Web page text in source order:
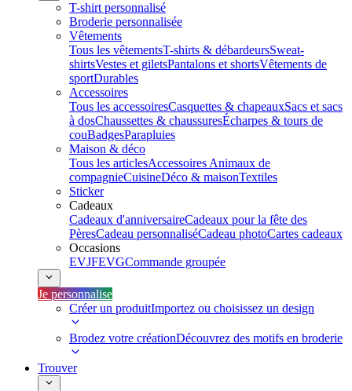
T-shirt personnalisé
Broderie personnalisée
Vêtements
Tous les vêtementsT-shirts & débardeursSweat-
shirtsVestes et giletsPantalons et shortsVêtements de
sportDurables
Accessoires
Tous les accessoiresCasquettes & chapeauxSacs et sacs
à dosChaussettes & chaussuresÉcharpes & tours de
couBadgesParapluies
Maison & déco
Tous les articlesAccessoires Animaux de
compagnieCuisineDéco & maisonTextiles
Sticker
Cadeaux
Cadeaux d'anniversaireCadeaux pour la fête des
PèresCadeau personnaliséCadeau photoCartes cadeaux
Occasions
EVJFEVGCommande groupée
Je personnalise
Créer un produitImportez ou choisissez un design
Brodez votre créationDécouvrez des motifs en broderie
Trouver